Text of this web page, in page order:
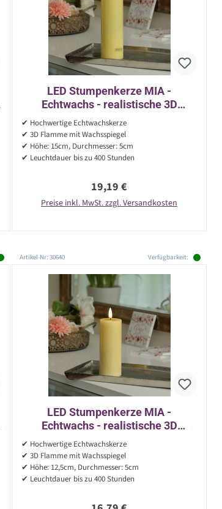
LED Stumpenkerze MIA -
Echtwachs - realistische 3D
Flamme - H: 15cm - D: 5cm -
Batterie - gelb
✔ Hochwertige Echtwachskerze
✔ 3D Flamme mit Wachsspiegel
✔ Höhe: 15cm, Durchmesser: 5cm
✔ Leuchtdauer bis zu 400 Stunden
Regulärer Preis:
19,19 €
Preise inkl. MwSt. zzgl. Versandkosten
Artikel-Nr: 30640 Verfügbarkeit:
LED Stumpenkerze MIA -
Echtwachs - realistische 3D
Flamme - H: 12,5cm - D: 5cm -
Batterie - gelb
✔ Hochwertige Echtwachskerze
✔ 3D Flamme mit Wachsspiegel
✔ Höhe: 12,5cm, Durchmesser: 5cm
✔ Leuchtdauer bis zu 400 Stunden